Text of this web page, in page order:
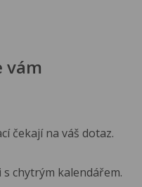
vám
čekají na váš dotaz.
chytrým kalendářem.